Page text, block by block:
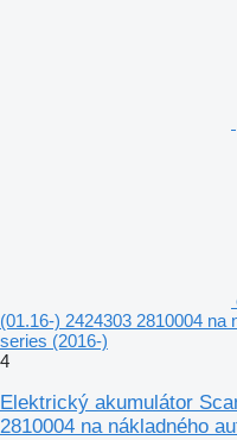
(01.16-) 2424303 2810004 na
series (2016-)
4
Elektrický akumulátor
2810004 na nákladného